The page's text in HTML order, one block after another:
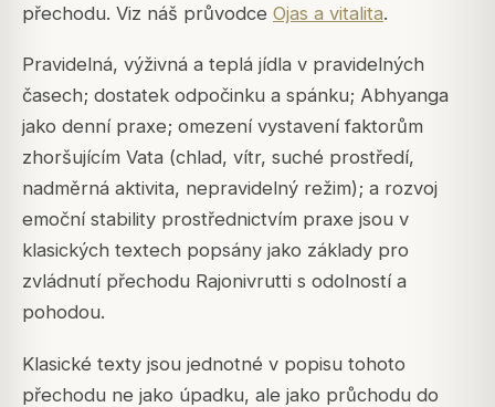
přechodu. Viz náš průvodce Ojas a vitalita.
Pravidelná, výživná a teplá jídla v pravidelných
časech; dostatek odpočinku a spánku; Abhyanga
jako denní praxe; omezení vystavení faktorům
zhoršujícím Vata (chlad, vítr, suché prostředí,
nadměrná aktivita, nepravidelný režim); a rozvoj
emoční stability prostřednictvím praxe jsou v
klasických textech popsány jako základy pro
zvládnutí přechodu Rajonivrutti s odolností a
pohodou.
Klasické texty jsou jednotné v popisu tohoto
přechodu ne jako úpadku, ale jako průchodu do